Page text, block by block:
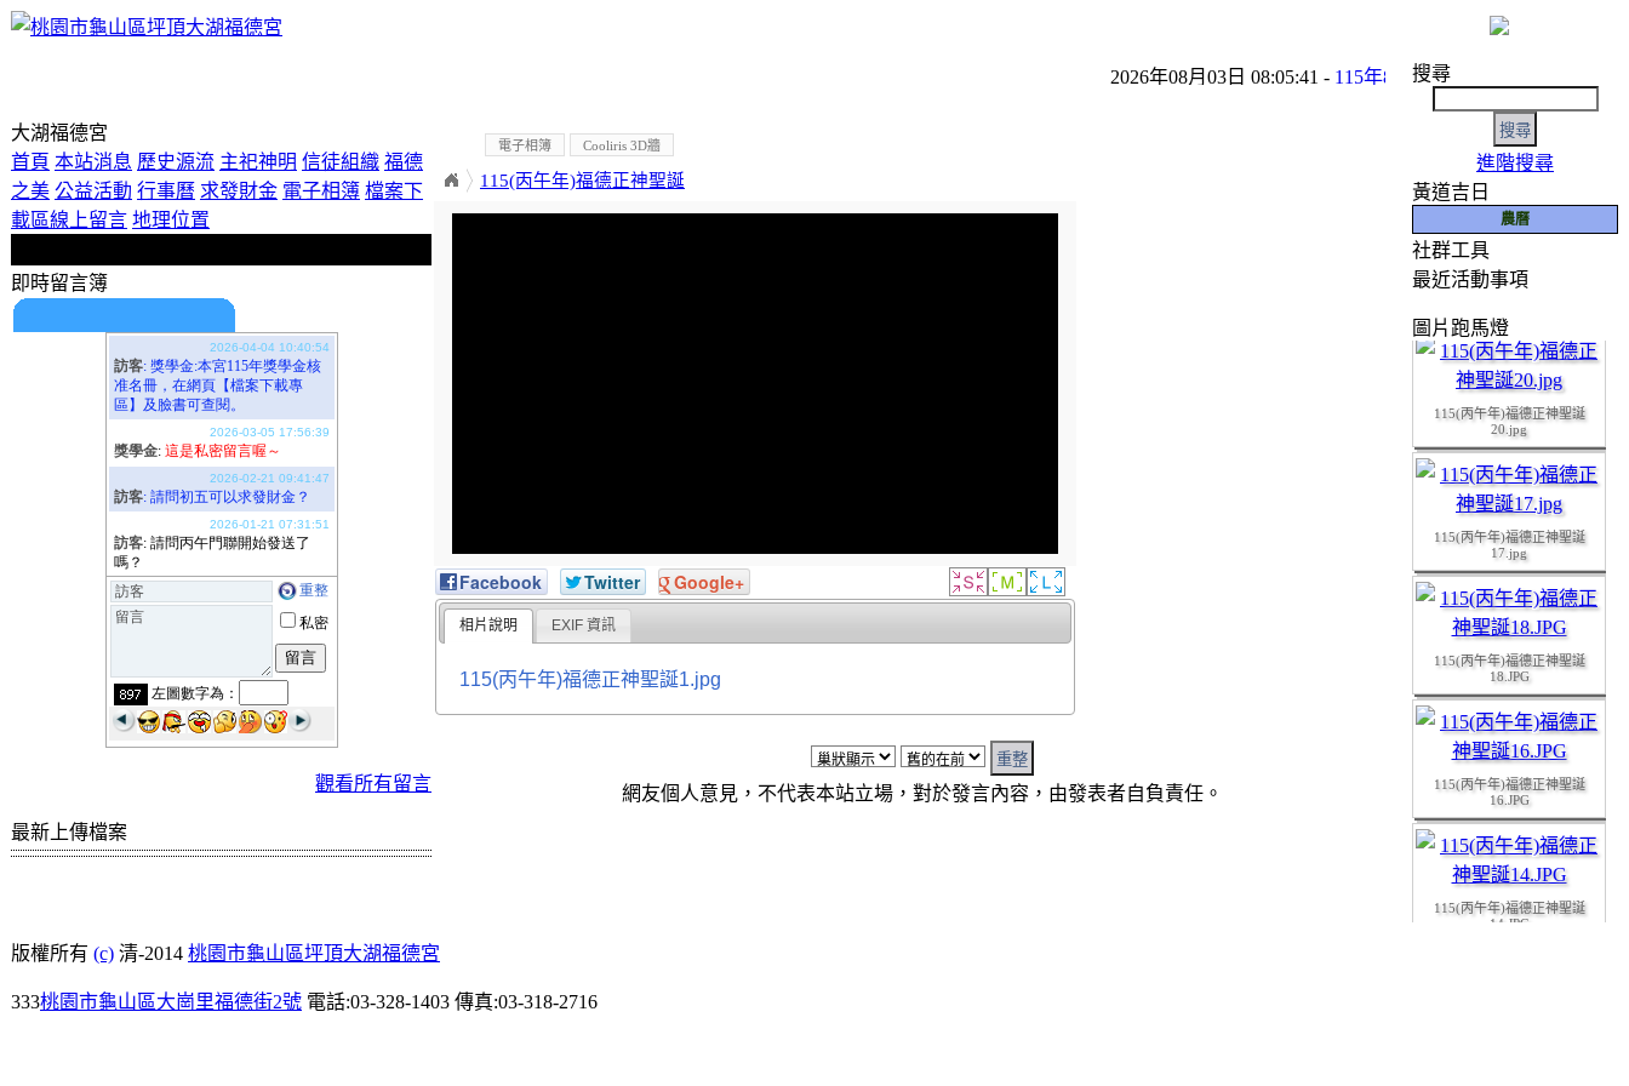
大湖福德宮
首頁 本站消息 歷史源流 主祀神明 信徒組織 福德
之美 公益活動 行事曆 求發財金 電子相簿 檔案下
載區線上留言 地理位置
如有任何寶貴意見，
即時留言簿
期待您的留言喔！
觀看所有留言
最新上傳檔案
2026年08月03日 08:05:41 - 115年8月份友宮參香預告
電子相簿 Cooliris 3D牆
115(丙午年)福德正神聖誕
Facebook Twitter Google+
相片說明 EXIF 資訊
115(丙午年)福德正神聖誕1.jpg
網友個人意見，不代表本站立場，對於發言內容，由發表者自負責任。
搜尋
進階搜尋
黃道吉日
農曆
社群工具
最近活動事項
圖片跑馬燈
115(丙午年)福德正神聖誕
115(丙午年)福德正神聖誕
20.jpg
115(丙午年)福德正神聖誕
17.jpg
115(丙午年)福德正神聖誕
18.JPG
115(丙午年)福德正神聖誕
16.JPG
115(丙午年)福德正神聖誕
14.JPG
版權所有 (c) 清-2014 桃園市龜山區坪頂大湖福德宮
333桃園市龜山區大崗里福德街2號 電話:03-328-1403 傳真:03-318-2716